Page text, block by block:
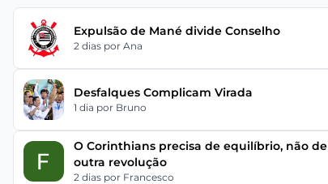
Expulsão de Mané divide Conselho
2 dias por Ana
Desfalques Complicam Virada
1 dia por Bruno
O Corinthians precisa de equilíbrio, não de
outra revolução
2 dias por Francesco